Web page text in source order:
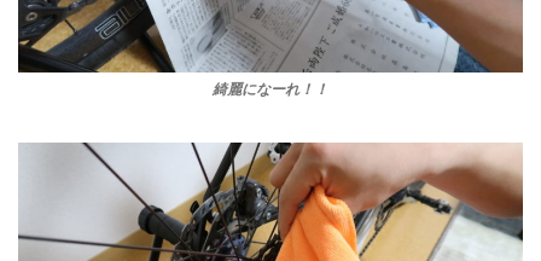
綺麗になーれ！！